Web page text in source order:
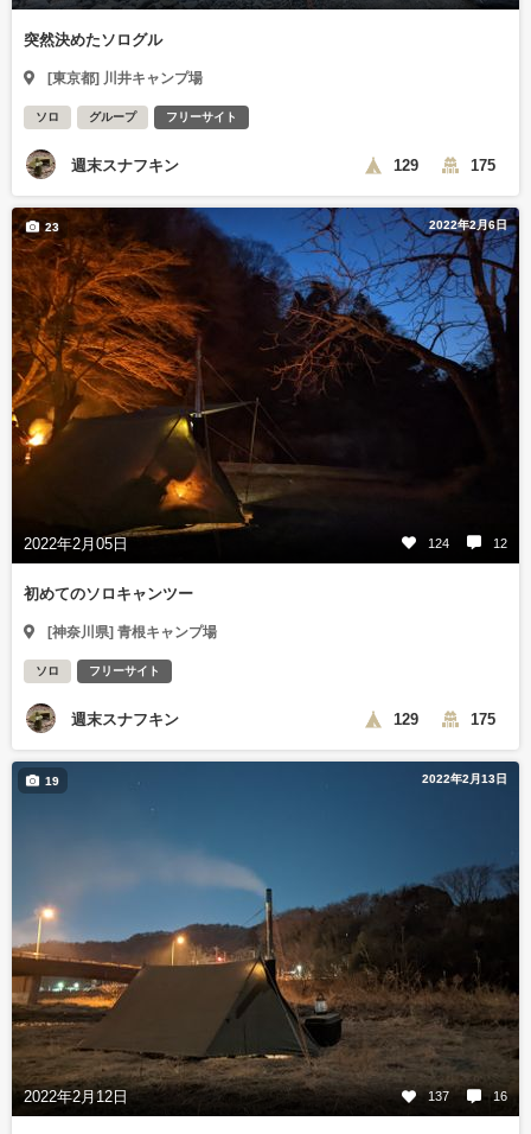
突然決めたソログル
[東京都] 川井キャンプ場
ソロ グループ フリーサイト
週末スナフキン 129 175
2022年2月6日
2022年2月05日 124 12
23
初めてのソロキャンツー
[神奈川県] 青根キャンプ場
ソロ フリーサイト
週末スナフキン 129 175
2022年2月13日
2022年2月12日 137 16
19